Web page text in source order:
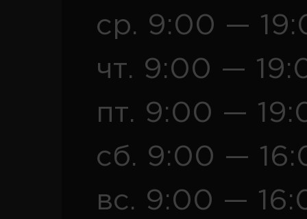
ср. 9:00 —
чт. 9:00 —
пт. 9:00 —
сб. 9:00 —
вс. 9:00 —